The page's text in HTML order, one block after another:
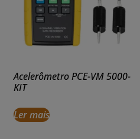
Acelerômetro PCE-VM 5000-
KIT
Ler mais